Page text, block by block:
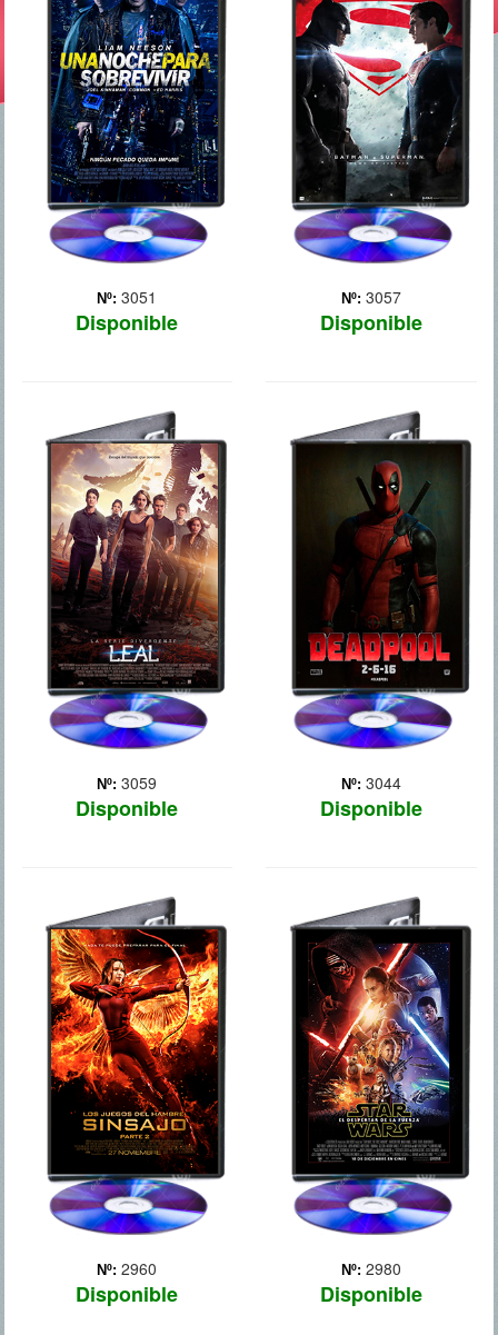
Nº: 3051
Disponible
Al veterano mercenario
Jimmy Conlon (Neeson),
conocido como El
Cavatumbas, lo persiguen
los crímenes del pasado,
pero tambien el policía que
le ha seguido la pista
durante 30 años. Cuando
se... Más
Nº: 3057
Disponible
Ante el temor de las
acciones que pueda llevar
a cabo Superman, el
vigilante de Gotham City
aparece para poner a raya
al superhéroe de
Metrópolis, mientras que la
opinión pública debate
cuál... Más
Nº: 3059
Disponible
LEAL
Tras las revelaciones
trascendentales de
`Insurgente`, Tris debe
escapar con Cuatro e ir
más allá del muro que
rodea Chicago. Por
primera vez dejarán la
única ciudad y familia que
conocen. U... Más
Nº: 3044
Disponible
DEADPOOL
Basado en el anti-héroe
menos convencional de la
Marvel, Deadpool narra el
origen de un ex-operativo
de la fuerzas especiales
llamado Wade Wilson,
reconvertido a mercenario,
y que tras ser s... Más
Nº: 2960
Disponible
LOS JUEGOS
DEL HAMBRE:
SINSAJO PART. 2
La última entrega de `Los
juegos del hambre` nos
muestra a una nación en
guerra, en la que Katniss
se enfrenta con uñas y
dientes al presidente Snow
(Donald Sutherland). Con
la ayuda de algu... Más
Nº: 2980
Disponible
STAR WARS:
EL DESPERTAR DE
LA FUERZA
Treinta años después de la
victoria de la Alianza
Rebelde sobre la segunda
Estrella de la Muerte
(hechos narrados en el
Episodio VI: El retorno del
Jedi), la galaxia está
todavía en guerra. ... Más